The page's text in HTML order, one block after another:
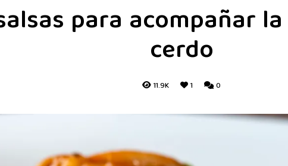
para acompañar
cerdo
11.9K 1 0